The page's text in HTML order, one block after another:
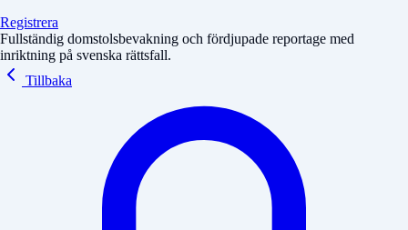
Registrera
Fullständig domstolsbevakning och fördjupade reportage med
inriktning på svenska rättsfall.
Tillbaka